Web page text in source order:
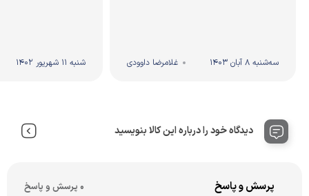
سه‌شنبه 8 آبان 1403 غلامرضا داوودی شنبه 11 شهریور 1402
دیدگاه خود را درباره این کالا بنویسید
پرسش و پاسخ 0 پرسش و پاسخ